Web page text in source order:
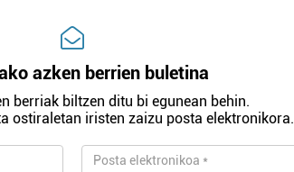
azken berrien buletina
berriak biltzen ditu bi egunean behin.
ostiraletan iristen zaizu posta elektronikora.